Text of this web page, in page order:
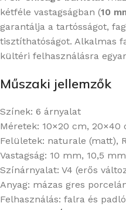
kétféle vastagságban (10
garantálja a tartósságot,
tisztíthatóságot. Alkalmas
kültéri felhasználásra
Műszaki jellemzők
Színek: 6 árnyalat
Méretek: 10×20 cm, 20×40
Felületek: naturale (matt),
Vastagság: 10 mm, 10,5 mm
Színárnyalat: V4 (erős
Anyag: mázas gres
Felhasználás: falra és